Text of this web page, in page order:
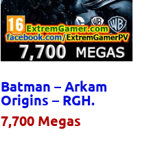
Batman – Arkam
Origins – RGH.
7,700 Megas